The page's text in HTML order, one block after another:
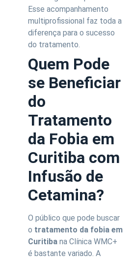
Esse acompanhamento
multiprofissional faz toda a
diferença para o sucesso
do tratamento.
Quem Pode
se Beneficiar
do
Tratamento
da Fobia em
Curitiba com
Infusão de
Cetamina?
O público que pode buscar
o tratamento da fobia em
Curitiba na Clínica WMC+
é bastante variado. A